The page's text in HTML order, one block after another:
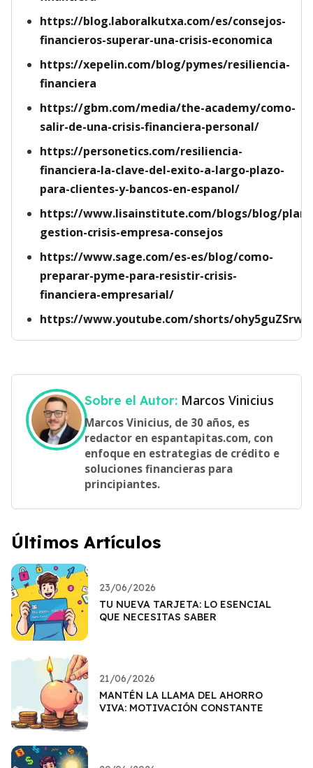
https://blog.laboralkutxa.com/es/consejos-
financieros-superar-una-crisis-economica
https://xepelin.com/blog/pymes/resiliencia-
financiera
https://gbm.com/media/the-academy/como-
salir-de-una-crisis-financiera-personal/
https://personetics.com/resiliencia-
financiera-la-clave-del-exito-a-largo-plazo-
para-clientes-y-bancos-en-espanol/
https://www.lisainstitute.com/blogs/blog/
gestion-crisis-empresa-consejos
https://www.sage.com/es-es/blog/como-
preparar-pyme-para-resistir-crisis-
financiera-empresarial/
https://www.youtube.com/shorts/ohy5guZSrw0
Sobre el Autor: Marcos Vinicius
Marcos Vinicius, de 30 años, es
redactor en espantapitas.com, con
enfoque en estrategias de crédito e
soluciones financieras para
principiantes.
Últimos Artículos
23/06/2026
TU NUEVA TARJETA: LO ESENCIAL
QUE NECESITAS SABER
21/06/2026
MANTÉN LA LLAMA DEL AHORRO
VIVA: MOTIVACIÓN CONSTANTE